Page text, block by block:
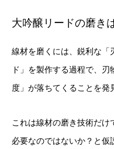
大吟醸リードの磨き
線材を磨くには、鋭利な「
ド」を製作する過程で、
度」が落ちてくることを発
これは線材の磨き技術だ
必要なのではないか？と仮